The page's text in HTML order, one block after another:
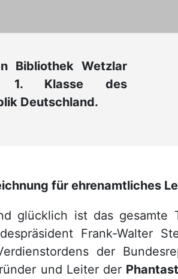
Bibliothek Wetzlar
1. Klasse des
Deutschland.
für ehrenamtliches
glücklich ist das gesamte
Frank-Walter
der
und Leiter der